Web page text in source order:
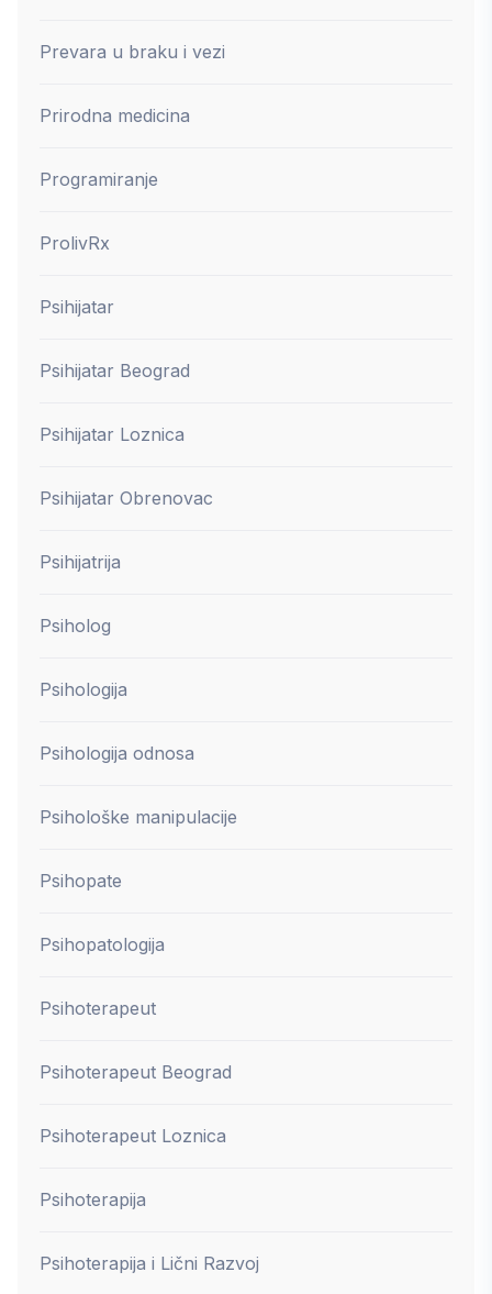
Prevara u braku i vezi
Prirodna medicina
Programiranje
ProlivRx
Psihijatar
Psihijatar Beograd
Psihijatar Loznica
Psihijatar Obrenovac
Psihijatrija
Psiholog
Psihologija
Psihologija odnosa
Psihološke manipulacije
Psihopate
Psihopatologija
Psihoterapeut
Psihoterapeut Beograd
Psihoterapeut Loznica
Psihoterapija
Psihoterapija i Lični Razvoj